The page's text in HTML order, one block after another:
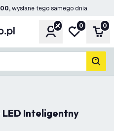
wysłane tego samego dnia
KontoMoja lista
0 0
LED Inteligentny